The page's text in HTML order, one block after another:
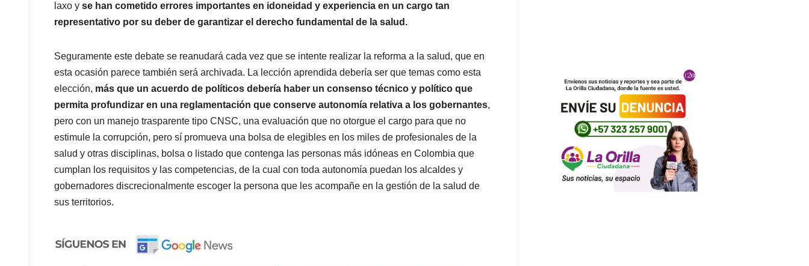
laxo y se han cometido errores importantes en idoneidad y experiencia en un cargo tan
representativo por su deber de garantizar el derecho fundamental de la salud.
Seguramente este debate se reanudará cada vez que se intente realizar la reforma a la salud, que en
esta ocasión parece también será archivada. La lección aprendida debería ser que temas como esta
elección, más que un acuerdo de políticos debería haber un consenso técnico y político que
permita profundizar en una reglamentación que conserve autonomía relativa a los gobernantes,
pero con un manejo trasparente tipo CNSC, una evaluación que no otorgue el cargo para que no
estimule la corrupción, pero sí promueva una bolsa de elegibles en los miles de profesionales de la
salud y otras disciplinas, bolsa o listado que contenga las personas más idóneas en Colombia que
cumplan los requisitos y las competencias, de la cual con toda autonomía puedan los alcaldes y
gobernadores discrecionalmente escoger la persona que les acompañe en la gestión de la salud de
sus territorios.